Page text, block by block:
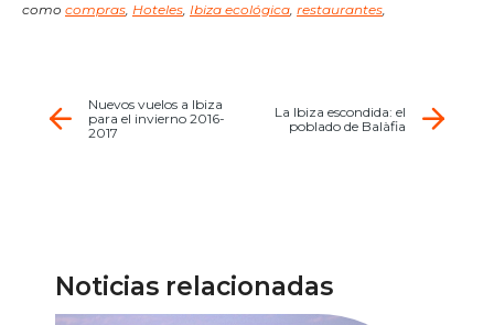
como compras, Hoteles, Ibiza ecológica, restaurantes,
Nuevos vuelos a Ibiza
para el invierno 2016-
2017
La Ibiza escondida: el
poblado de Balàfia
Noticias relacionadas